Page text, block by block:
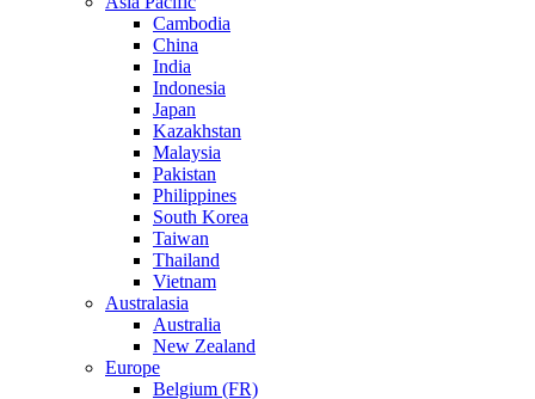
Cambodia
China
India
Indonesia
Japan
Kazakhstan
Malaysia
Pakistan
Philippines
South Korea
Taiwan
Thailand
Vietnam
Australasia
Australia
New Zealand
Europe
Belgium (FR)